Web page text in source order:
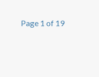
Page 1 of 19